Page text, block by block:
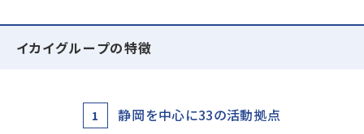
イカイグループの特徴
1 静岡を中心に33の活動拠点